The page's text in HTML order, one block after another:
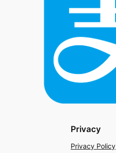
Privacy
Privacy Policy